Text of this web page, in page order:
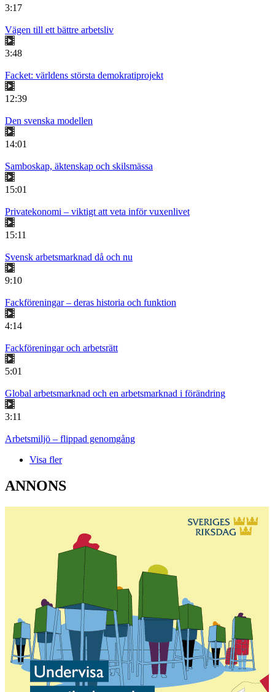
3:17
Vägen till ett bättre arbetsliv
3:48
Facket: världens största demokratiprojekt
12:39
Den svenska modellen
14:01
Samboskap, äktenskap och skilsmässa
15:01
Privatekonomi – viktigt att veta inför vuxenlivet
15:11
Svensk arbetsmarknad då och nu
9:10
Fackföreningar – deras historia och funktion
4:14
Fackföreningar och arbetsrätt
5:01
Global arbetsmarknad och en arbetsmarknad i förändring
3:11
Arbetsmiljö – flippad genomgång
Visa fler
ANNONS